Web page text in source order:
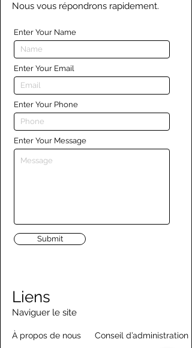
Nous vous répondrons rapidement.
Enter Your Name
Enter Your Email
Enter Your Phone
Enter Your Message
Submit
Liens
Naviguer le site
À propos de nous
Conseil d’administration